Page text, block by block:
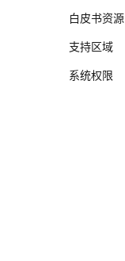
白皮书资源
支持区域
系统权限